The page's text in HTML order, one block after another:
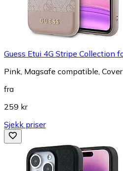
Guess Etui 4G Stripe Collection
Pink, Magsafe compatible,
fra
259 kr
Sjekk priser